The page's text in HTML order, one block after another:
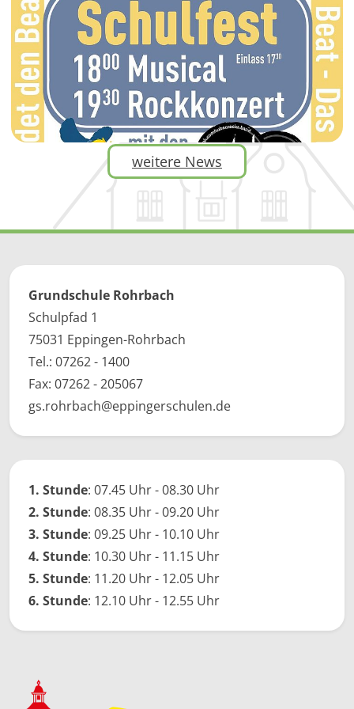
weitere News
Grundschule Rohrbach
Schulpfad 1
75031 Eppingen-Rohrbach
Tel.: 07262 - 1400
Fax: 07262 - 205067
gs.rohrbach@eppingerschulen.de
1. Stunde: 07.45 Uhr - 08.30 Uhr
2. Stunde: 08.35 Uhr - 09.20 Uhr
3. Stunde: 09.25 Uhr - 10.10 Uhr
4. Stunde: 10.30 Uhr - 11.15 Uhr
5. Stunde: 11.20 Uhr - 12.05 Uhr
6. Stunde: 12.10 Uhr - 12.55 Uhr